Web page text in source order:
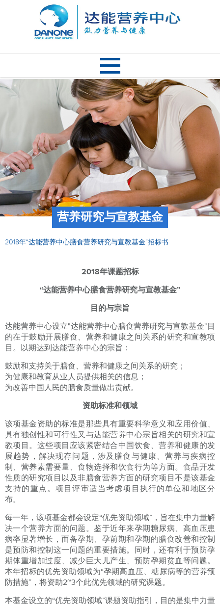
营养研究与宣教基金
2018年“达能营养中心膳食营养研究与宣教基金”招标书
2018年课题招标
“达能营养中心膳食营养研究与宣教基金”
目的与宗旨
达能营养中心设立"达能营养中心膳食营养研究与宣教基金"目
的在于鼓励开展膳食、营养和健康之间关系的研究和宣教项
目。以期达到达能营养中心的宗旨：
鼓励和支持关于膳食、营养和健康之间关系的研究；
为健康和教育从业人员提供相关的信息；
为改善中国人民的膳食质量做出贡献。
资助标准和领域
该项基金资助的标准是那些具有重要科学意义和应用价值、
具有独创性和可行性又与达能营养中心宗旨相关的研究和宣
教项目。这些项目应该紧密结合中国饮食、营养和健康的发
展趋势，解决现存问题，涉及膳食与健康、营养与疾病控
制、营养素需要量、食物选择和饮食行为等方面。食品开发
性质的研究项目以及非膳食营养方面的研究项目不是该基金
支持的重点。项目评审适当考虑项目执行的单位和地区分
布。
每一年，该项基金都会设定“优先资助领域”，旨在集中力量解
决一个营养方面的问题。鉴于近年来孕期糖尿病、高血压患
病率显著增长，而备孕期、孕前期和孕期的膳食改善和控制
是预防和控制这一问题的重要措施。同时，还有利于预防孕
期体重增加过度、减少巨大儿产生、预防孕期贫血等问题。
本年招标的优先资助领域为“孕期高血压、糖尿病等的营养预
防措施”，将资助2~3个此优先领域的研究课题。
本基金设立的“优先资助领域”课题资助指引，目的是集中力量